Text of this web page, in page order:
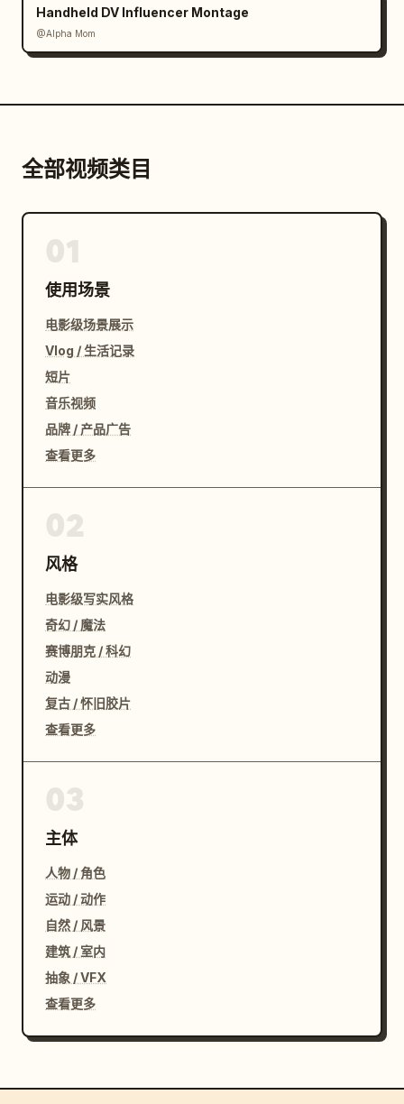
Handheld DV Influencer Montage
@Alpha Mom
全部视频类目
使用场景
电影级场景展示
Vlog / 生活记录
短片
音乐视频
品牌 / 产品广告
查看更多
风格
电影级写实风格
奇幻 / 魔法
赛博朋克 / 科幻
动漫
复古 / 怀旧胶片
查看更多
主体
人物 / 角色
运动 / 动作
自然 / 风景
建筑 / 室内
抽象 / VFX
查看更多